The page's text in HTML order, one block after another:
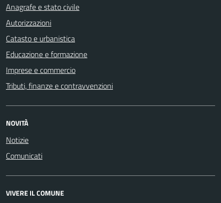
Anagrafe e stato civile
Autorizzazioni
Catasto e urbanistica
Educazione e formazione
Imprese e commercio
Tributi, finanze e contravvenzioni
NOVITÀ
Notizie
Comunicati
VIVERE IL COMUNE